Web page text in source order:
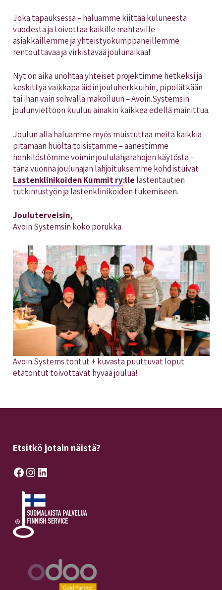
Joka tapauksessa – haluamme kiittää kuluneesta
vuodesta ja toivottaa kaikille mahtaville
asiakkaillemme ja yhteistyökumppaneillemme
rentouttavaa ja virkistävää joulunaikaa!
Nyt on aika unohtaa yhteiset projektimme hetkeksi ja
keskittyä vaikkapa äidin jouluherkkuihin, pipolätkään
tai ihan vain sohvalla makoiluun – Avoin.Systemsin
joulunviettoon kuuluu ainakin kaikkea edellä mainittua.
Joulun alla haluamme myös muistuttaa meitä kaikkia
pitämään huolta toisistamme – äänestimme
henkilöstömme voimin joululahjarahojen käytöstä –
tänä vuonna joulunajan lahjoituksemme kohdistuivat
Lastenklinikoiden Kummit ry:lle lastentautien
tutkimustyön ja lastenklinikoiden tukemiseen.
Jouluterveisin,
Avoin.Systemsin koko porukka
Avoin.Systems tontut + kuvasta puuttuvat loput
etätontut toivottavat hyvää joulua!
Etsitkö jotain näistä?
Facebook Instagram LinkedIn